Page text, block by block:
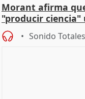
Morant afirma
"producir
Sonido Totales